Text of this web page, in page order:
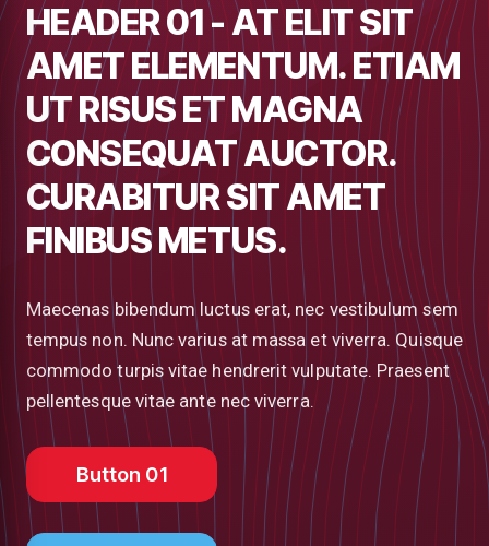
HEADER 01 - AT ELIT SIT
AMET ELEMENTUM. ETIAM
UT RISUS ET MAGNA
CONSEQUAT AUCTOR.
CURABITUR SIT AMET
FINIBUS METUS.
Maecenas bibendum luctus erat, nec vestibulum sem
tempus non. Nunc varius at massa et viverra. Quisque
commodo turpis vitae hendrerit vulputate. Praesent
pellentesque vitae ante nec viverra.
Button 01